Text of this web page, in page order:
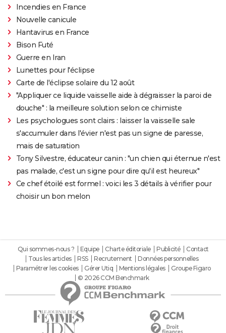
Incendies en France
Nouvelle canicule
Hantavirus en France
Bison Futé
Guerre en Iran
Lunettes pour l'éclipse
Carte de l'éclipse solaire du 12 août
"Appliquer ce liquide vaisselle aide à dégraisser la paroi de
douche" : la meilleure solution selon ce chimiste
Les psychologues sont clairs : laisser la vaisselle sale
s'accumuler dans l'évier n'est pas un signe de paresse,
mais de saturation
Tony Silvestre, éducateur canin : "un chien qui éternue n'est
pas malade, c'est un signe pour dire qu'il est heureux"
Ce chef étoilé est formel : voici les 3 détails à vérifier pour
choisir un bon melon
Qui sommes-nous ? Equipe Charte éditoriale Publicité
Contact
Tous les articles
RSS Recrutement
Données personnelles
Paramétrer les cookies
Gérer Utiq Mentions légales
Groupe Figaro
© 2026 CCM Benchmark